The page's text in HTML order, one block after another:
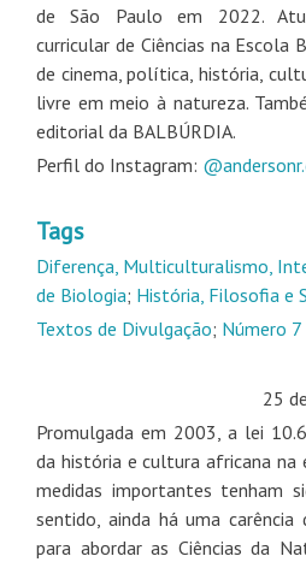
de São Paulo em 2022.
curricular de Ciências na Escola
de cinema, política, história,
livre em meio à natureza.
editorial da BALBÚRDIA.
Perfil do Instagram:
Tags
Diferença, Multiculturalismo,
de Biologia; História, Filosofia e
Textos de Divulgação; Número 7
25
Promulgada em 2003, a lei
da história e cultura africana na
medidas importantes tenham
sentido, ainda há uma
para abordar as Ciências da